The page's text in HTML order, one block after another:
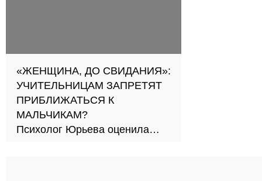
«ЖЕНЩИНА, ДО СВИДАНИЯ»:
УЧИТЕЛЬНИЦАМ ЗАПРЕТЯТ
ПРИБЛИЖАТЬСЯ К
МАЛЬЧИКАМ?
Психолог Юрьева оценила